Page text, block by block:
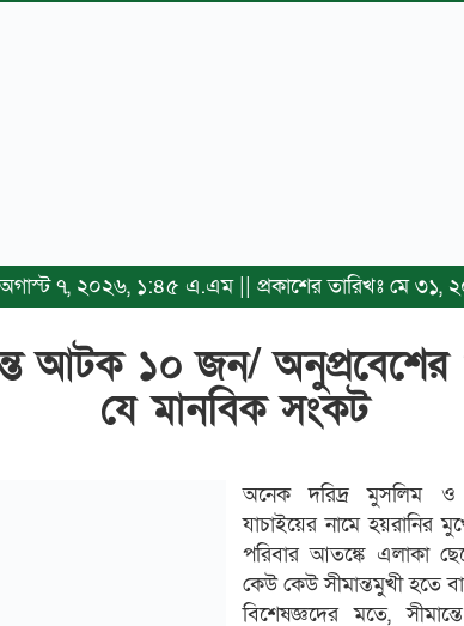
অগাস্ট ৭, ২০২৬, ১:৪৫ এ.এম || প্রকাশের তারিখঃ মে
আটক ১০ জন/
যে মানবিক সংকট
অনেক দরিদ্র মুসলিম ও
যাচাইয়ের নামে
পরিবার আতঙ্কে এলাকা
কেউ কেউ সীমান্তমুখী হতে
বিশেষজ্ঞদের মতে,